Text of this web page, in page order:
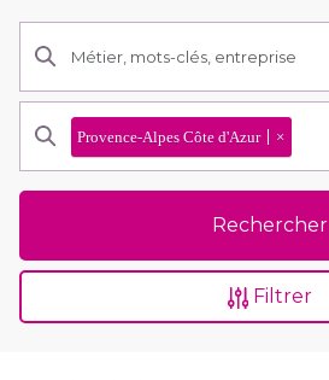
Provence-Alpes Côte d'Azur ×
Rechercher
Filtrer